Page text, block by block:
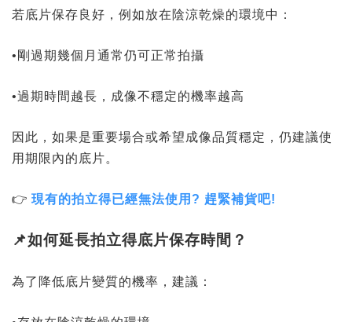
若底片保存良好，例如放在陰涼乾燥的環境中：
•剛過期幾個月通常仍可正常拍攝
•過期時間越長，成像不穩定的機率越高
因此，如果是重要場合或希望成像品質穩定，仍建議使
用期限內的底片。
👉 現有的拍立得已經無法使用? 趕緊補貨吧!
📌如何延長拍立得底片保存時間？
為了降低底片變質的機率，建議：